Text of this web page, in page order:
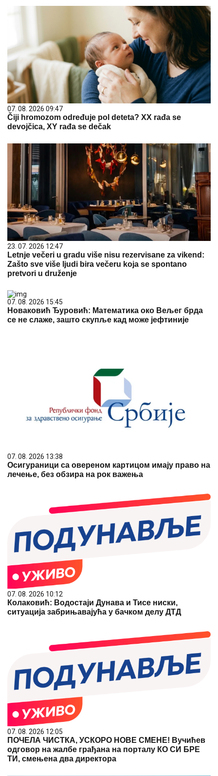
07. 08. 2026 09:47
Čiji hromozom određuje pol deteta? XX rađa se
devojčica, XY rađa se dečak
23. 07. 2026 12:47
Letnje večeri u gradu više nisu rezervisane za vikend:
Zašto sve više ljudi bira večeru koja se spontano
pretvori u druženje
07. 08. 2026 15:45
Новаковић Ђуровић: Математика око Вељег брда
се не слаже, зашто скупље кад може јефтиније
07. 08. 2026 13:38
Осигураници са овереном картицом имају право на
лечење, без обзира на рок важења
07. 08. 2026 10:12
Колаковић: Водостаји Дунава и Тисе ниски,
ситуација забрињавајућа у бачком делу ДТД
07. 08. 2026 12:05
ПОЧЕЛА ЧИСТКА, УСКОРО НОВЕ СМЕНЕ! Вучићев
одговор на жалбе грађана на порталу КО СИ БРЕ
ТИ, смењена два директора